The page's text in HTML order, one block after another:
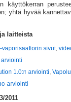
käyttökerran
yhtä hyvää
laitteista
vaporisaattorin sivut,
1.0:n arviointi,
arviointi
2011